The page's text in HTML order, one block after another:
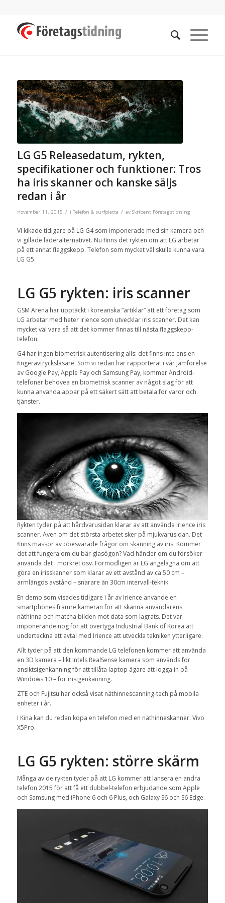
LG G5 Releasedatum, rykten,
specifikationer och funktioner: Tros
ha iris skanner och kanske säljs
redan i år
november 11, 2015 / i Telefon & surfplatta / av Skribent Företagstidning
Vi kikade tidigare på LG G4 som imponerade med sin kamera och
vi gillade läderalternativet. Nu finns det rykten om att LG arbetar
på ett annat flaggskepp. Telefon som mycket väl skulle kunna vara
LG G5.
LG G5 rykten: iris scanner
GSM Arena har upptäckt i koreanska ”artiklar” att ett företag som
LG arbetar med heter Irience som utvecklar iris scanner. Det kan
mycket väl vara så att det kommer finnas till nästa flaggskepp-
telefon.
G4 har ingen biometrisk autentisering alls: det finns inte ens en
fingeravtrycksläsare. Som vi redan har rapporterat i vår jämförelse
av Google Pay, Apple Pay och Samsung Pay, kommer Android-
telefoner behövea en biometrisk scanner av något slag för att
kunna använda appar på ett säkert sätt att betala för varor och
tjänster.
Rykten tyder på att hårdvarusidan klarar av att använda Irience iris
scanner. Även om det största arbetet sker på mjukvarusidan. Det
finns massor av obesvarade frågor om skanning av iris. Kommer
det att fungera om du bär glasögon? Vad händer om du försöker
använda det i mörkret osv. Förmodligen är LG angelägna om att
göra en irisskanner som klarar av ett avstånd av ca 50 cm –
armlängds avstånd – snarare än 30cm intervall-teknik.
En demo som visades tidigare i år av Irience använde en
smartphones främre kameran för att skanna användarens
näthinna och matcha bilden mot data som lagrats. Det var
imponerande nog för att övertyga Industrial Bank of Korea att
underteckna ett avtal med Irience att utveckla tekniken ytterligare.
Allt tyder på att den kommande LG telefonen kommer att använda
en 3D kamera – likt Intels RealSense kamera som används för
ansiktsigenkänning för att tillåta laptop ägare att logga in på
Windows 10 – för irisigenkänning.
ZTE och Fujitsu har också visat näthinnescanning-tech på mobila
enheter i år.
I Kina kan du redan köpa en telefon med en näthinneskanner: Vivo
X5Pro.
LG G5 rykten: större skärm
Många av de rykten tyder på att LG kommer att lansera en andra
telefon 2015 för att få ett dubbel-telefon erbjudande som Apple
och Samsung med iPhone 6 och 6 Plus, och Galaxy S6 och S6 Edge.